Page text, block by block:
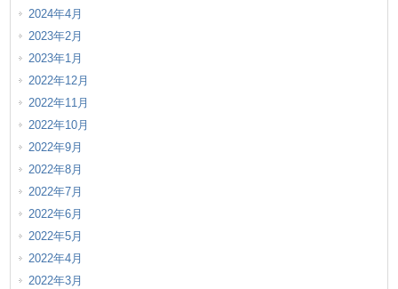
2024年4月
2023年2月
2023年1月
2022年12月
2022年11月
2022年10月
2022年9月
2022年8月
2022年7月
2022年6月
2022年5月
2022年4月
2022年3月